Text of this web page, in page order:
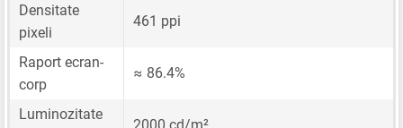
Densitate
pixeli
461 ppi
Raport ecran-
corp
≈ 86.4%
Luminozitate
2000 cd/m²